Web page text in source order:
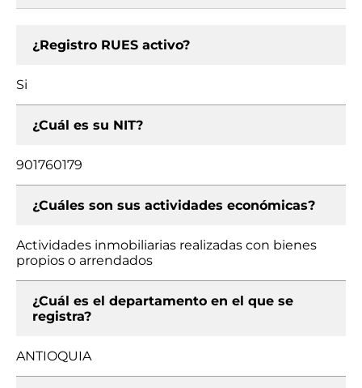
¿Registro RUES activo?
Si
¿Cuál es su NIT?
901760179
¿Cuáles son sus actividades económicas?
Actividades inmobiliarias realizadas con bienes
propios o arrendados
¿Cuál es el departamento en el que se
registra?
ANTIOQUIA